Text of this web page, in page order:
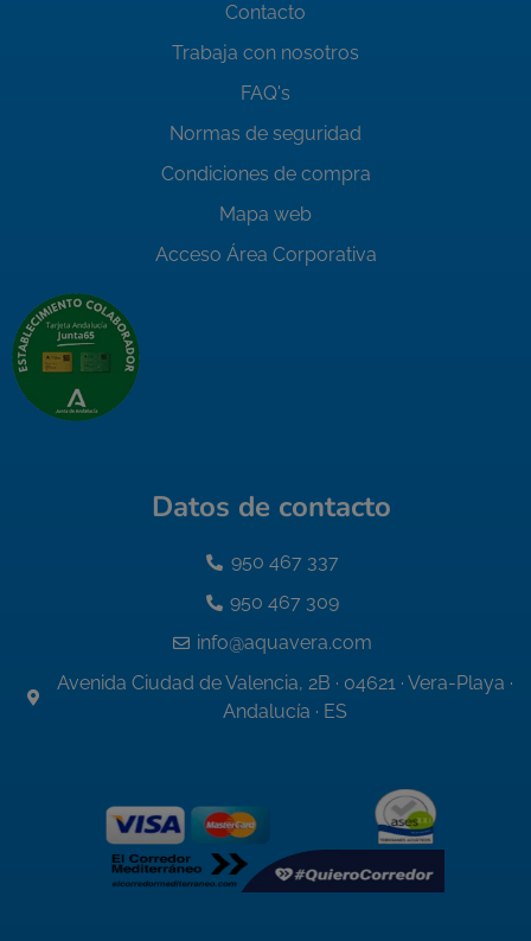
Contacto
Trabaja con nosotros
FAQ's
Normas de seguridad
Condiciones de compra
Mapa web
Acceso Área Corporativa
Datos de contacto
950 467 337
950 467 309
info@aquavera.com
Avenida Ciudad de Valencia, 2B · 04621 · Vera-Playa ·
Andalucía · ES